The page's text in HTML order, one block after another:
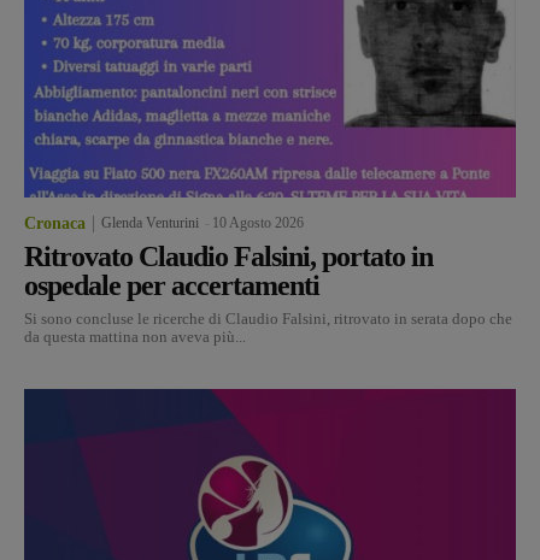
Cronaca Glenda Venturini 10 Agosto 2026
Ritrovato Claudio Falsini, portato in
ospedale per accertamenti
Si sono concluse le ricerche di Claudio Falsini, ritrovato in serata dopo che
da questa mattina non aveva più...